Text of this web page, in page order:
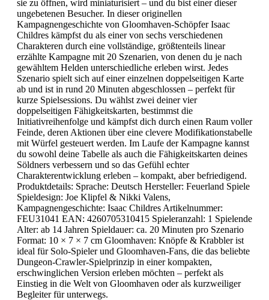
sie zu öffnen, wird miniaturisiert – und du bist einer dieser
ungebetenen Besucher. In dieser originellen
Kampagnengeschichte von Gloomhaven-Schöpfer Isaac
Childres kämpfst du als einer von sechs verschiedenen
Charakteren durch eine vollständige, größtenteils linear
erzählte Kampagne mit 20 Szenarien, von denen du je nach
gewähltem Helden unterschiedliche erleben wirst. Jedes
Szenario spielt sich auf einer einzelnen doppelseitigen Karte
ab und ist in rund 20 Minuten abgeschlossen – perfekt für
kurze Spielsessions. Du wählst zwei deiner vier
doppelseitigen Fähigkeitskarten, bestimmst die
Initiativreihenfolge und kämpfst dich durch einen Raum voller
Feinde, deren Aktionen über eine clevere Modifikationstabelle
mit Würfel gesteuert werden. Im Laufe der Kampagne kannst
du sowohl deine Tabelle als auch die Fähigkeitskarten deines
Söldners verbessern und so das Gefühl echter
Charakterentwicklung erleben – kompakt, aber befriedigend.
Produktdetails: Sprache: Deutsch Hersteller: Feuerland Spiele
Spieldesign: Joe Klipfel & Nikki Valens,
Kampagnengeschichte: Isaac Childres Artikelnummer:
FEU31041 EAN: 4260705310415 Spieleranzahl: 1 Spielende
Alter: ab 14 Jahren Spieldauer: ca. 20 Minuten pro Szenario
Format: 10 × 7 × 7 cm Gloomhaven: Knöpfe & Krabbler ist
ideal für Solo-Spieler und Gloomhaven-Fans, die das beliebte
Dungeon-Crawler-Spielprinzip in einer kompakten,
erschwinglichen Version erleben möchten – perfekt als
Einstieg in die Welt von Gloomhaven oder als kurzweiliger
Begleiter für unterwegs.